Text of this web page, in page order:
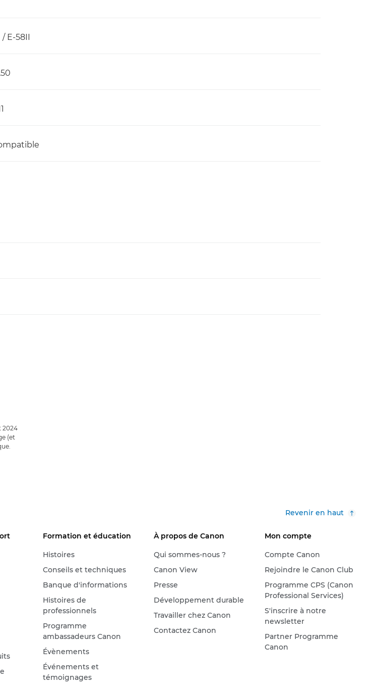
/ E-58II
2024
(et
Revenir en haut
Formation et éducation
Histoires
Conseils et techniques
Banque d'informations
Histoires de
professionnels
Programme
ambassadeurs Canon
Évènements
Événements et
témoignages
À propos de Canon
Qui sommes-nous ?
Canon View
Presse
Développement durable
Travailler chez Canon
Contactez Canon
Mon compte
Compte Canon
Rejoindre le Canon Club
Programme CPS (Canon
Professional Services)
S'inscrire à notre
newsletter
Partner Programme
Canon